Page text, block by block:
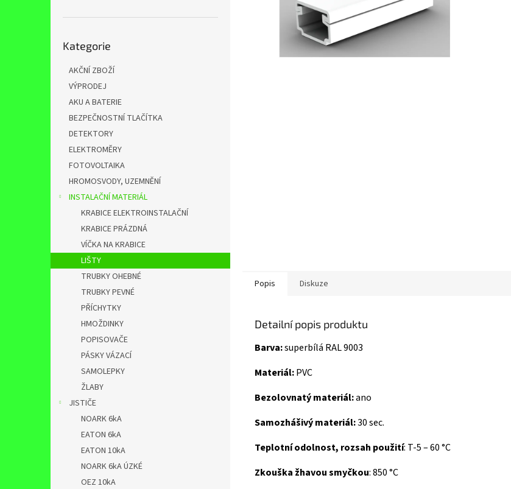
kategorie
Kategorie
AKČNÍ ZBOŽÍ
VÝPRODEJ
AKU A BATERIE
BEZPEČNOSTNÍ TLAČÍTKA
DETEKTORY
ELEKTROMĚRY
FOTOVOLTAIKA
HROMOSVODY, UZEMNĚNÍ
INSTALAČNÍ MATERIÁL
KRABICE ELEKTROINSTALAČNÍ
KRABICE PRÁZDNÁ
VÍČKA NA KRABICE
LIŠTY
TRUBKY OHEBNÉ
TRUBKY PEVNÉ
PŘÍCHYTKY
HMOŽDINKY
POPISOVAČE
PÁSKY VÁZACÍ
SAMOLEPKY
ŽLABY
JISTIČE
NOARK 6kA
EATON 6kA
EATON 10kA
NOARK 6kA ÚZKÉ
OEZ 10kA
Popis Diskuze
Detailní popis produktu
Barva:superbílá RAL 9003
Materiál:PVC
Bezolovnatý materiál:ano
Samozhášivý materiál:30 sec.
Teplotní odolnost, rozsah použití: T-5 – 60 °C
Zkouška žhavou smyčkou: 850 °C